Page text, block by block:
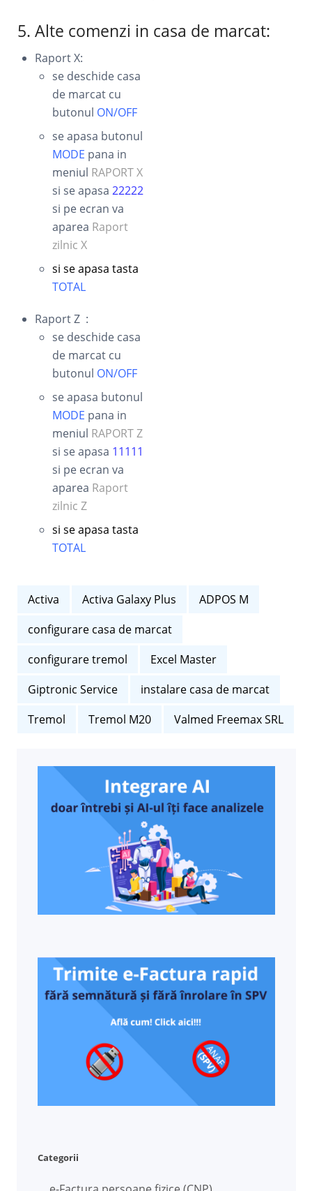
5. Alte comenzi in casa de marcat:
Raport X:
se deschide casa
de marcat cu
butonul ON/OFF
se apasa butonul
MODE pana in
meniul RAPORT X
si se apasa22222
si pe ecran va
aparea Raport
zilnic X
si se apasa tasta
TOTAL
Raport Z :
se deschide casa
de marcat cu
butonul ON/OFF
se apasa butonul
MODE pana in
meniul RAPORT Z
si se apasa 11111
si pe ecran va
aparea Raport
zilnic Z
si se apasa tasta
TOTAL
Activa Activa Galaxy Plus
ADPOS M
configurare casa de marcat
configurare tremol
Excel Master
Giptronic Service
instalare casa de marcat
Tremol
Tremol M20 Valmed Freemax SRL
Categorii